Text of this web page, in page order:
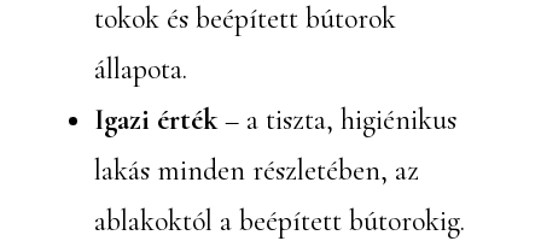
tokok és beépített bútorok
állapota.
Igazi érték– a tiszta, higiénikus
lakás minden részletében, az
ablakoktól a beépített bútorokig.